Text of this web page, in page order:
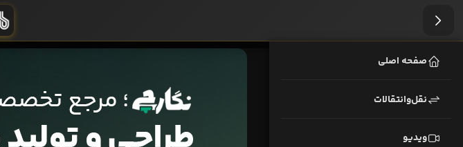
صفحه اصلی
نقل‌وانتقالات
ویدیو